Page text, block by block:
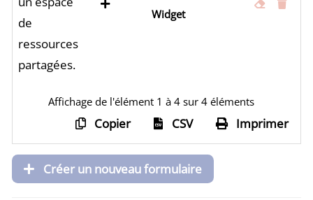
de
ressources
partagées.
Widget
Affichage de l'élément 1 à 4 sur 4 éléments
Copier CSV Imprimer
Créer un nouveau formulaire